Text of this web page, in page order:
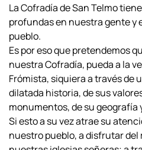
La Cofradía de San Telmo
profundas en nuestra gente y
pueblo.
Es por eso que pretendemos
nuestra Cofradía, pueda a la
Frómista, siquiera a través de
dilatada historia, de sus
monumentos, de su geografía
Si esto a su vez atrae su
nuestro pueblo, a disfrutar del